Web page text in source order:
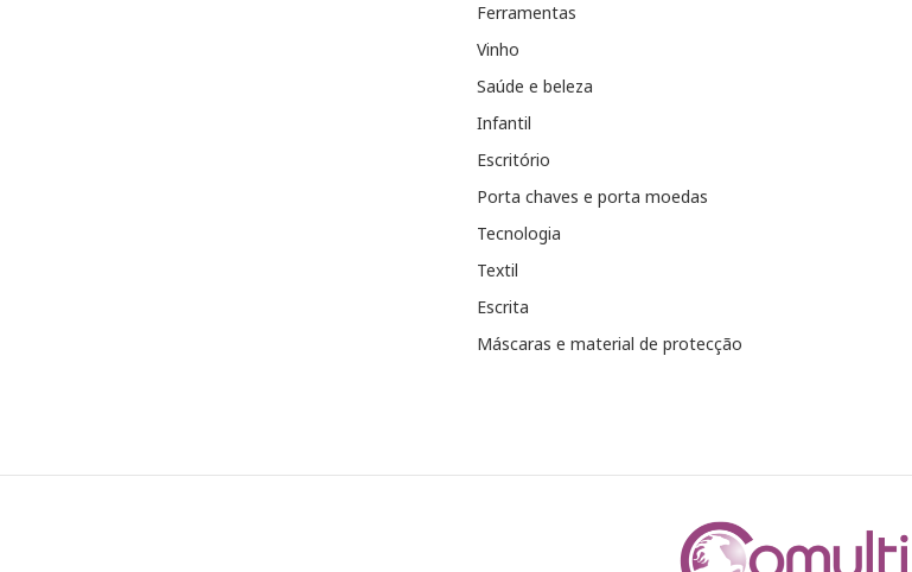
Ferramentas
Vinho
Saúde e beleza
Infantil
Escritório
Porta chaves e porta moedas
Tecnologia
Textil
Escrita
Máscaras e material de protecção